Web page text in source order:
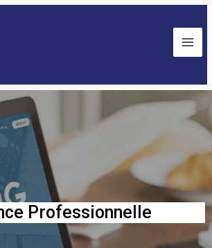
Professionnelle